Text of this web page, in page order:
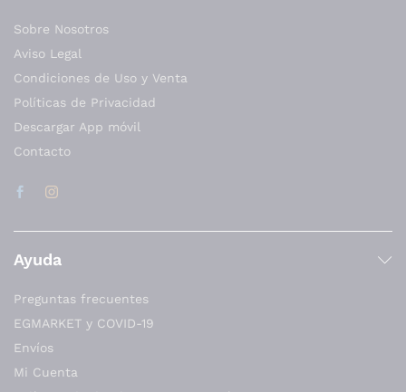
Sobre Nosotros
Aviso Legal
Condiciones de Uso y Venta
Políticas de Privacidad
Descargar App móvil
Contacto
Ayuda
Preguntas frecuentes
EGMARKET y COVID-19
Envíos
Mi Cuenta